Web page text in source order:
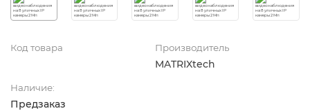
Код товара Производитель
MATRIXtech
Наличие:
Предзаказ